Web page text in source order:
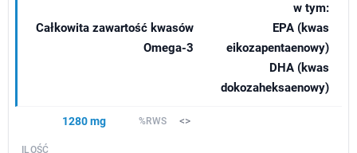
Całkowita zawartość kwasów
Omega-3
w tym:
EPA (kwas
eikozapentaenowy)
DHA (kwas
dokozaheksaenowy)
1280 mg <>